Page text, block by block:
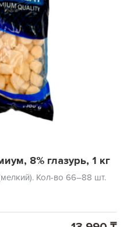
8% глазурь, 1 кг
Кол-во 66–88 шт.